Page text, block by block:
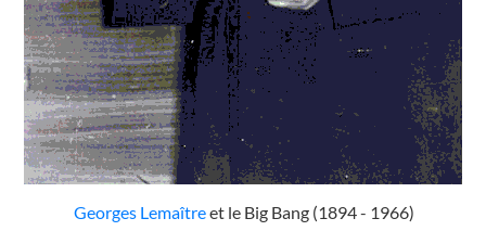
Georges Lemaîtreet le Big Bang (1894 - 1966)